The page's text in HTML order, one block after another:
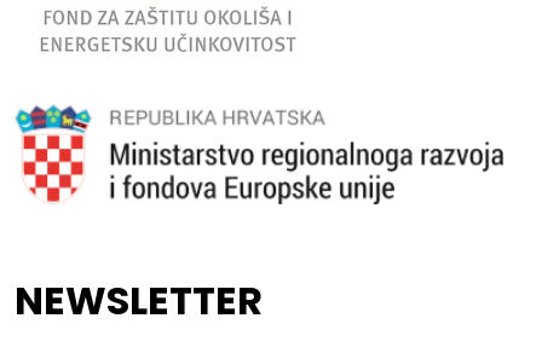
NEWSLETTER